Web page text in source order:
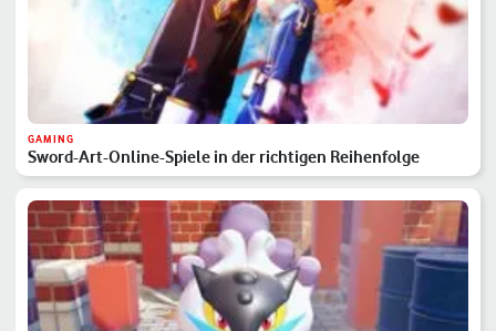
GAMING
Sword-Art-Online-Spiele in der richtigen Reihenfolge